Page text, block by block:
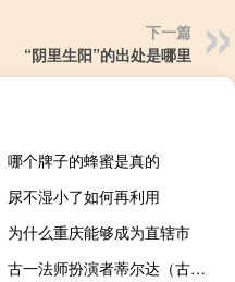
下一篇
“阴里生阳”的出处是哪里
哪个牌子的蜂蜜是真的
尿不湿小了如何再利用
为什么重庆能够成为直辖市
古一法师扮演者蒂尔达（古一法师扮演者）